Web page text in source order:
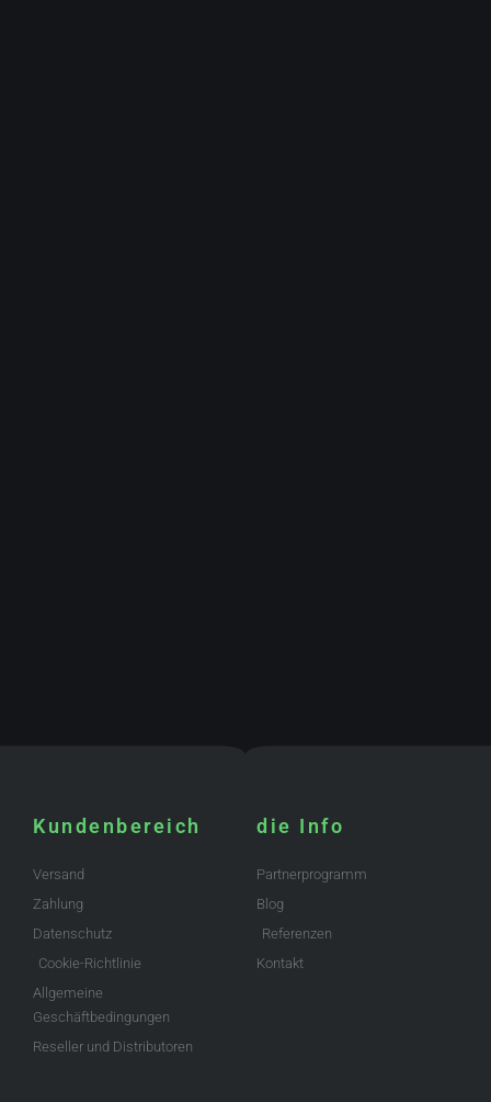
Kundenbereich
Versand
Zahlung
Datenschutz
Cookie-Richtlinie
Allgemeine
Geschäftbedingungen
Reseller und Distributoren
die Info
Partnerprogramm
Blog
Referenzen
Kontakt